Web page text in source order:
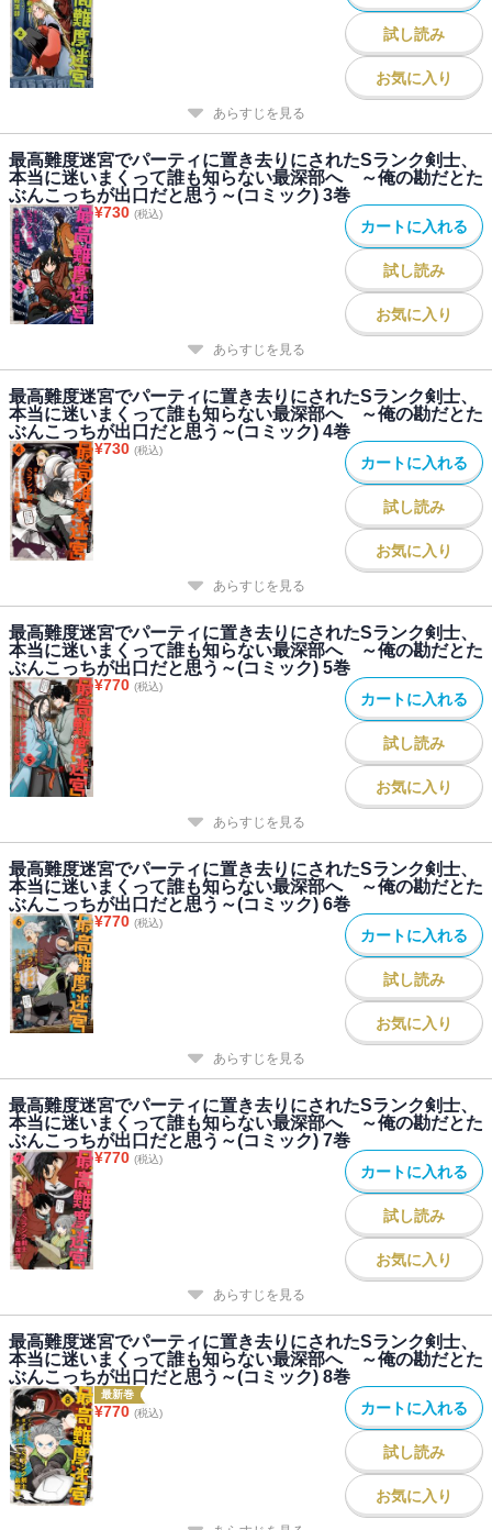
試し読み
お気に入り
あらすじを見る
最高難度迷宮でパーティに置き去りにされたSランク剣士、
本当に迷いまくって誰も知らない最深部へ ～俺の勘だとた
ぶんこっちが出口だと思う～(コミック) 3巻
¥730 (税込)
カートに入れる
試し読み
お気に入り
あらすじを見る
最高難度迷宮でパーティに置き去りにされたSランク剣士、
本当に迷いまくって誰も知らない最深部へ ～俺の勘だとた
ぶんこっちが出口だと思う～(コミック) 4巻
¥730 (税込)
カートに入れる
試し読み
お気に入り
あらすじを見る
最高難度迷宮でパーティに置き去りにされたSランク剣士、
本当に迷いまくって誰も知らない最深部へ ～俺の勘だとた
ぶんこっちが出口だと思う～(コミック) 5巻
¥770 (税込)
カートに入れる
試し読み
お気に入り
あらすじを見る
最高難度迷宮でパーティに置き去りにされたSランク剣士、
本当に迷いまくって誰も知らない最深部へ ～俺の勘だとた
ぶんこっちが出口だと思う～(コミック) 6巻
¥770 (税込)
カートに入れる
試し読み
お気に入り
あらすじを見る
最高難度迷宮でパーティに置き去りにされたSランク剣士、
本当に迷いまくって誰も知らない最深部へ ～俺の勘だとた
ぶんこっちが出口だと思う～(コミック) 7巻
¥770 (税込)
カートに入れる
試し読み
お気に入り
あらすじを見る
最高難度迷宮でパーティに置き去りにされたSランク剣士、
本当に迷いまくって誰も知らない最深部へ ～俺の勘だとた
ぶんこっちが出口だと思う～(コミック) 8巻
最新巻
¥770 (税込) カートに入れる
試し読み
お気に入り